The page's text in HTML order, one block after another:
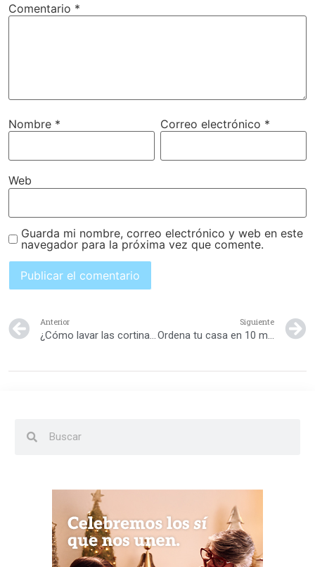
Comentario *
Nombre * Correo electrónico *
Web
Guarda mi nombre, correo electrónico y web en este
navegador para la próxima vez que comente.
Anterior
¿Cómo lavar las cortinas?
Siguiente
Ordena tu casa en 10 minutos